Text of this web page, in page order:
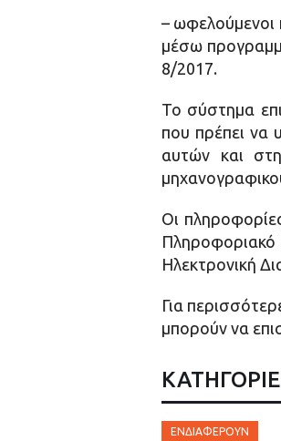
– ωφελούμενοι
μέσω
8/2017.
Το σύστημα
που πρέπει να
αυτών και
Οι
Πληροφοριακό
Ηλεκτρονική
Για
μπορούν να
ΕΝΔΙΑΦΈΡΟΥΝ